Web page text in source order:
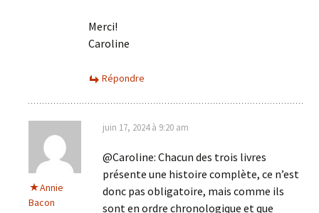
Merci!
Caroline
Répondre
Annie
Bacon
juin 17, 2024 à 9:20 am
@Caroline: Chacun des trois livres
présente une histoire complète, ce n’est
donc pas obligatoire, mais comme ils
sont en ordre chronologique et que